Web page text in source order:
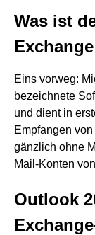
Was ist
Eins vorweg:
bezeichnete
und dient in
Empfangen
gänzlich ohne
Mail-Konten
Outlook